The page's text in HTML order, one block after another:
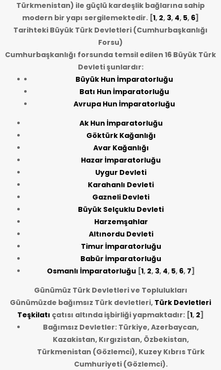
Türkmenistan) ile güçlü kardeşlik bağlarına sahip
modern bir yapı sergilemektedir. [1, 2, 3, 4, 5, 6]
Tarihteki Büyük Türk Devletleri (Cumhurbaşkanlığı
Forsu)
Cumhurbaşkanlığı forsunda temsil edilen 16 Büyük Türk
Devleti şunlardır:
Büyük Hun İmparatorluğu
Batı Hun İmparatorluğu
Avrupa Hun İmparatorluğu
Ak Hun İmparatorluğu
Göktürk Kağanlığı
Avar Kağanlığı
Hazar İmparatorluğu
Uygur Devleti
Karahanlı Devleti
Gazneli Devleti
Büyük Selçuklu Devleti
Harzemşahlar
Altınordu Devleti
Timur İmparatorluğu
Babür İmparatorluğu
Osmanlı İmparatorluğu [1, 2, 3, 4, 5, 6, 7]
Günümüz Türk Devletleri ve Toplulukları
Günümüzde bağımsız Türk devletleri, Türk Devletleri
Teşkilatı çatısı altında işbirliği yapmaktadır: [1, 2]
Bağımsız Devletler: Türkiye, Azerbaycan,
Kazakistan, Kırgızistan, Özbekistan,
Türkmenistan (Gözlemci), Kuzey Kıbrıs Türk
Cumhuriyeti (Gözlemci).